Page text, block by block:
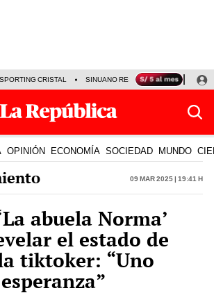
CRISTAL SINUANO RESULTADOS HOY
OPINIÓN ECONOMÍA SOCIEDAD MUNDO
09 Mar 2025 | 19:41 h
abuela Norma’
el estado de
tiktoker: “Uno